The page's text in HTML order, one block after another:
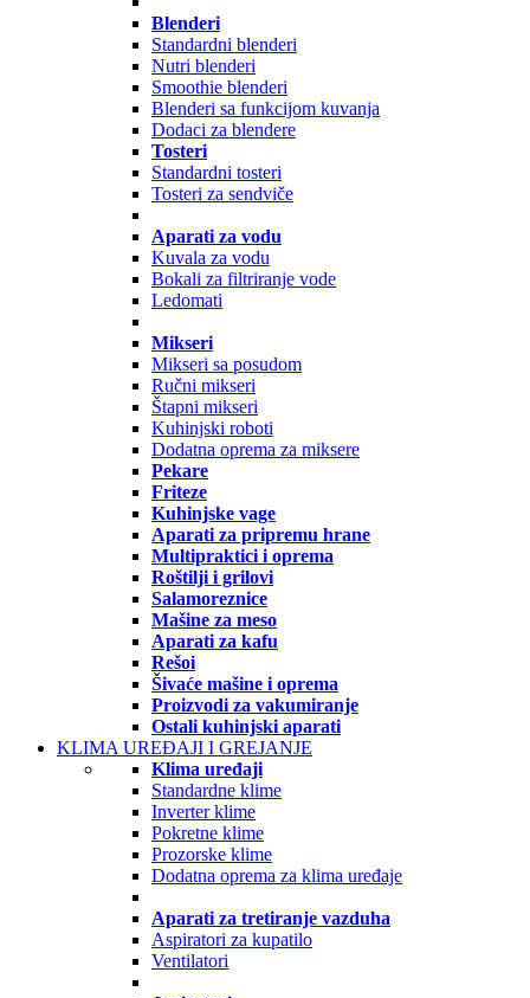
Blenderi
Standardni blenderi
Nutri blenderi
Smoothie blenderi
Blenderi sa funkcijom kuvanja
Dodaci za blendere
Tosteri
Standardni tosteri
Tosteri za sendviče
Aparati za vodu
Kuvala za vodu
Bokali za filtriranje vode
Ledomati
Mikseri
Mikseri sa posudom
Ručni mikseri
Štapni mikseri
Kuhinjski roboti
Dodatna oprema za miksere
Pekare
Friteze
Kuhinjske vage
Aparati za pripremu hrane
Multipraktici i oprema
Roštilji i grilovi
Salamoreznice
Mašine za meso
Aparati za kafu
Rešoi
Šivaće mašine i oprema
Proizvodi za vakumiranje
Ostali kuhinjski aparati
KLIMA UREĐAJI I GREJANJE
Klima uređaji
Standardne klime
Inverter klime
Pokretne klime
Prozorske klime
Dodatna oprema za klima uređaje
Aparati za tretiranje vazduha
Aspiratori za kupatilo
Ventilatori